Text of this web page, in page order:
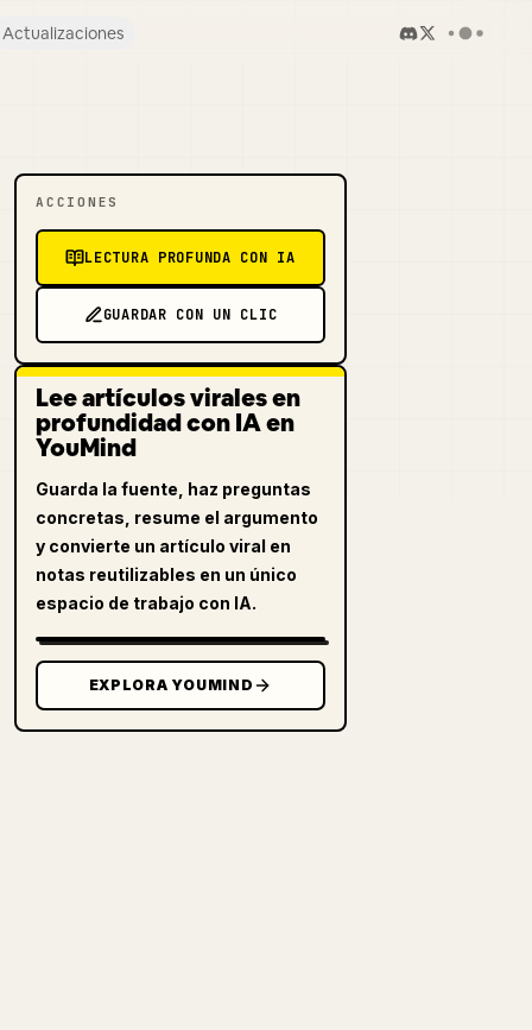
Actualizaciones
ACCIONES
LECTURA PROFUNDA CON IA
GUARDAR CON UN CLIC
Lee artículos virales en
profundidad con IA en
YouMind
Guarda la fuente, haz preguntas
concretas, resume el argumento
y convierte un artículo viral en
notas reutilizables en un único
espacio de trabajo con IA.
EXPLORA YOUMIND